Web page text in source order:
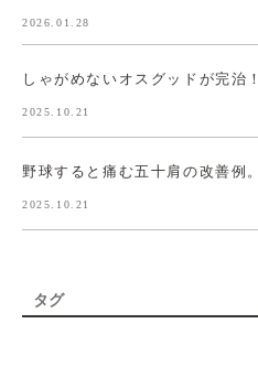
2026.01.28
しゃがめないオスグッドが完治
2025.10.21
野球すると痛む五十肩の改善例
2025.10.21
タグ